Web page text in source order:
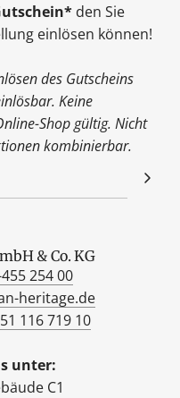
den Sie
einlösen können!
des Gutscheins
Keine
Shop gültig. Nicht
kombinierbar.
& Co. KG
254 00
heritage.de
116 719 10
unter:
C1